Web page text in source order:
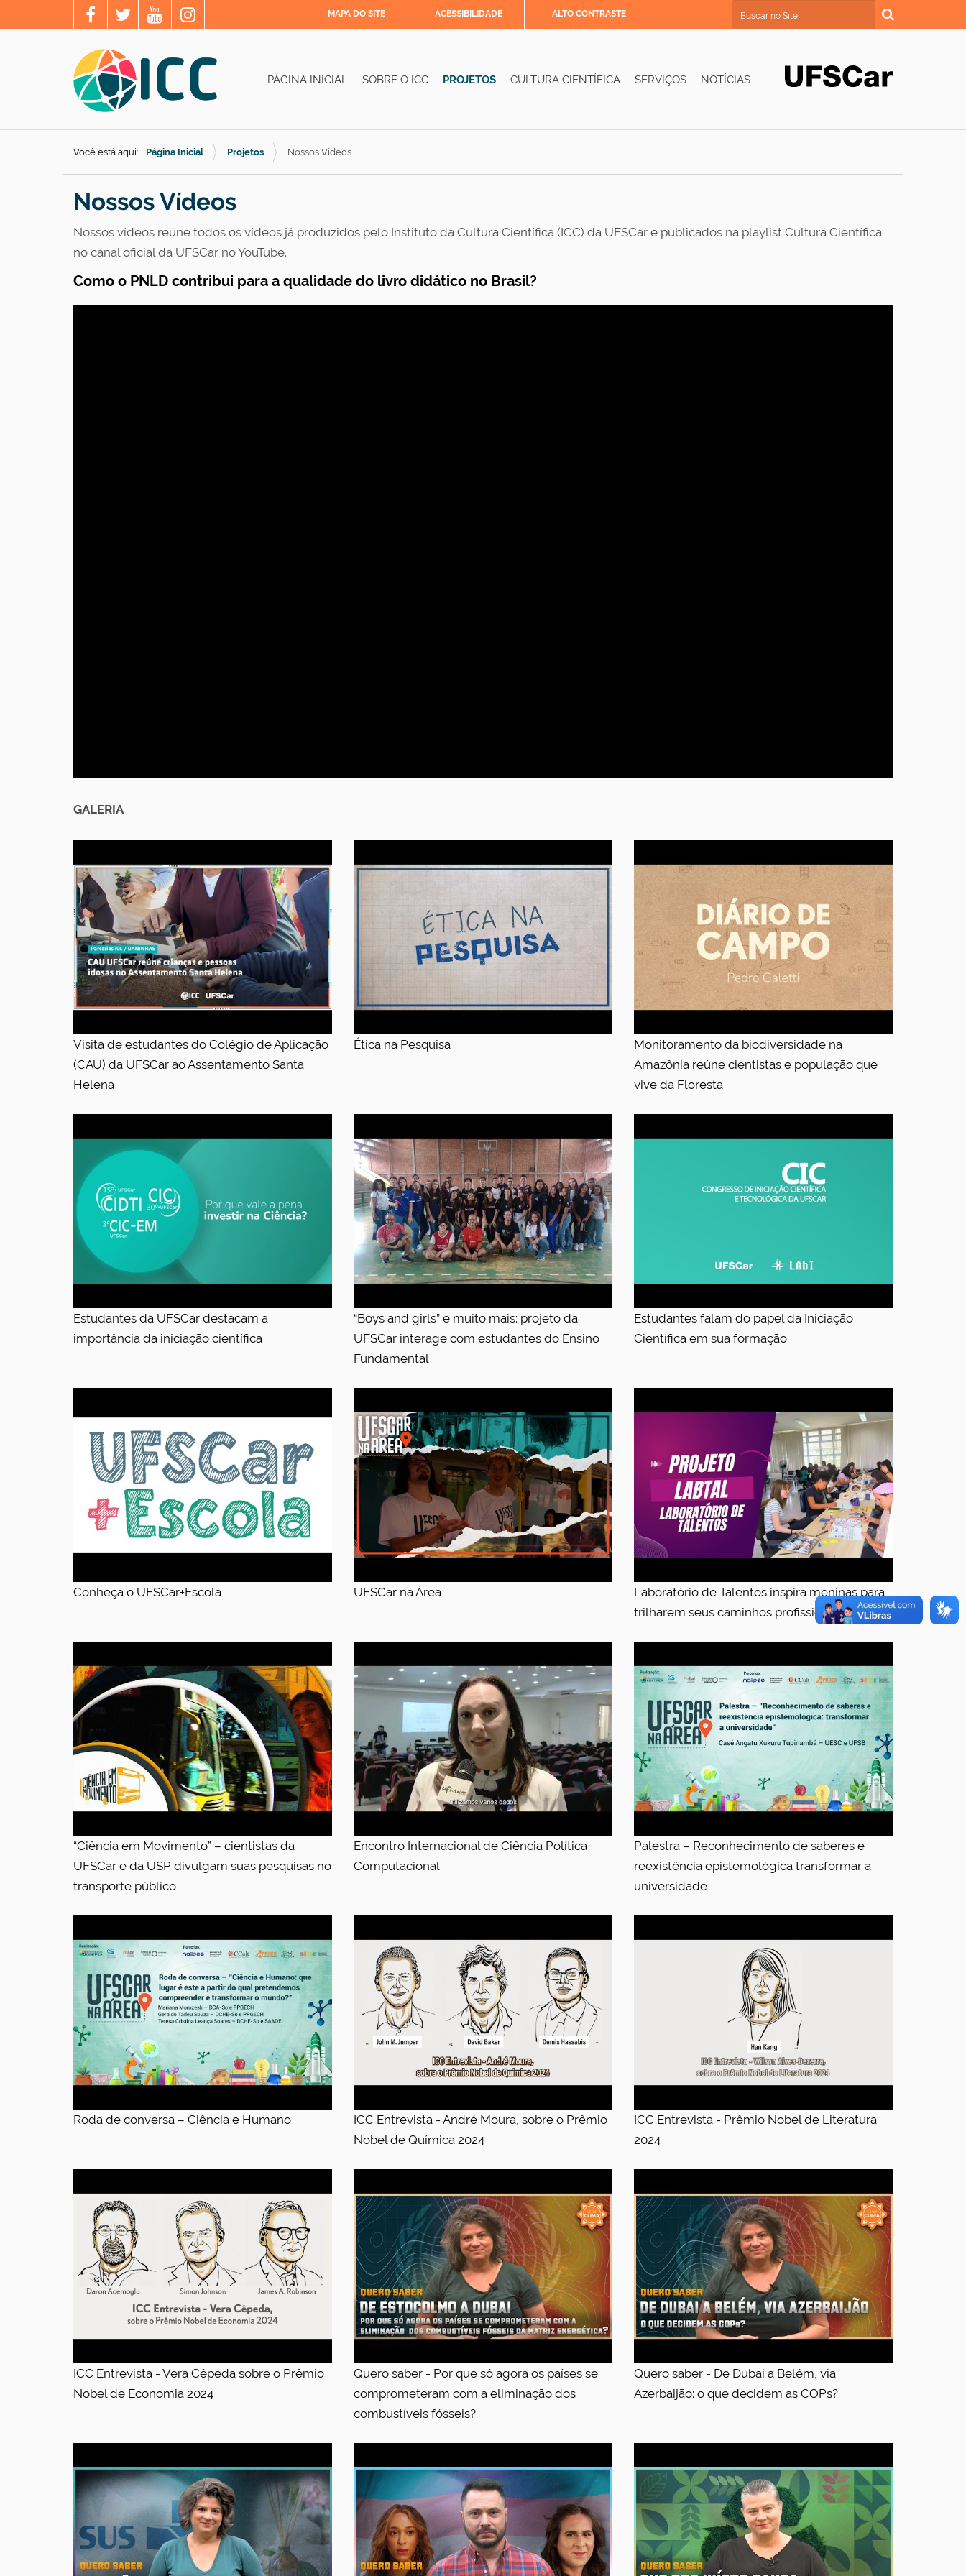
MAPA DO SITE ACESSIBILIDADE ALTO CONTRASTE Busca Avançada…
PÁGINA INICIAL SOBRE O ICC PROJETOS CULTURA CIENTÍFICA SERVIÇOS NOTÍCIAS
Você está aqui: Página Inicial Projetos Nossos Vídeos
Nossos Vídeos
Nossos vídeos reúne todos os vídeos já produzidos pelo Instituto da Cultura Científica (ICC) da UFSCar e publicados na playlist Cultura Científica
no canal oficial da UFSCar no YouTube.
Como o PNLD contribui para a qualidade do livro didático no Brasil?
GALERIA
Visita de estudantes do Colégio de Aplicação
(CAU) da UFSCar ao Assentamento Santa
Helena
Ética na Pesquisa
Monitoramento da biodiversidade na
Amazônia reúne cientistas e população que
vive da Floresta
Estudantes da UFSCar destacam a
importância da iniciação científica
“Boys and girls” e muito mais: projeto da
UFSCar interage com estudantes do Ensino
Fundamental
Estudantes falam do papel da Iniciação
Científica em sua formação
Conheça o UFSCar+Escola UFSCar na Área
Laboratório de Talentos inspira meninas para
trilharem seus caminhos profissionais
“Ciência em Movimento” – cientistas da
UFSCar e da USP divulgam suas pesquisas no
transporte público
Encontro Internacional de Ciência Política
Computacional
Palestra – Reconhecimento de saberes e
reexistência epistemológica transformar a
universidade
Roda de conversa – Ciência e Humano
ICC Entrevista - André Moura, sobre o Prêmio
Nobel de Química 2024
ICC Entrevista - Prêmio Nobel de Literatura
2024
ICC Entrevista - Vera Cêpeda sobre o Prêmio
Nobel de Economia 2024
Quero saber - Por que só agora os países se
comprometeram com a eliminação dos
combustíveis fósseis?
Quero saber - De Dubai a Belém, via
Azerbaijão: o que decidem as COPs?